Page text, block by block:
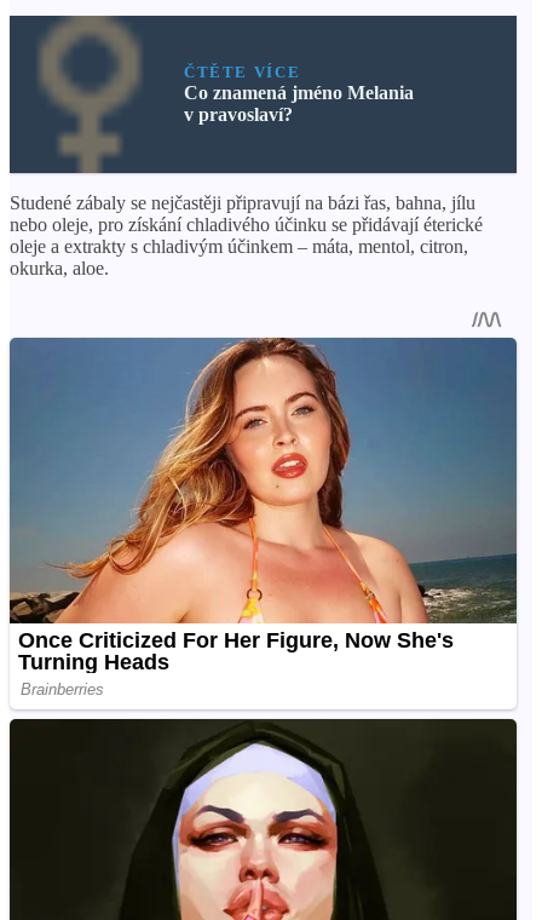
ČTĚTE VÍCE
Co znamená jméno Melania
v pravoslaví?
Studené zábaly se nejčastěji připravují na bázi řas, bahna, jílu
nebo oleje, pro získání chladivého účinku se přidávají éterické
oleje a extrakty s chladivým účinkem – máta, mentol, citron,
okurka, aloe.